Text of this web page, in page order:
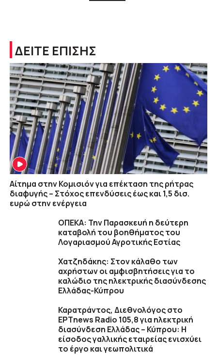
ΔΕΙΤΕ ΕΠΙΣΗΣ
Αίτημα στην Κομισιόν για επέκταση της ρήτρας
διαφυγής – Στόχος επενδύσεις έως και 1,5 δισ.
ευρώ στην ενέργεια
ΟΠΕΚΑ: Την Παρασκευή η δεύτερη
καταβολή του βοηθήματος του
Λογαριασμού Αγροτικής Εστίας
Χατζηδάκης: Στον κάλαθο των
αχρήστων οι αμφισβητήσεις για το
καλώδιο της ηλεκτρικής διασύνδεσης
Ελλάδας-Κύπρου
Καρατράντος, Διεθνολόγος στο
ΕΡΤnews Radio 105,8 για ηλεκτρική
διασύνδεση Ελλάδας – Κύπρου: Η
είσοδος γαλλικής εταιρείας ενισχύει
το έργο και γεωπολιτικά